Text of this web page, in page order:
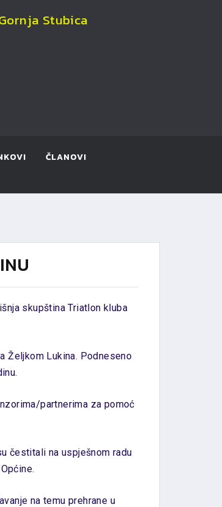
Stubica
ČLANOVI
skupština Triatlon kluba
Željkom Lukina. Podneseno
partnerima za pomoć
čestitali na uspješnom radu
na temu prehrane u